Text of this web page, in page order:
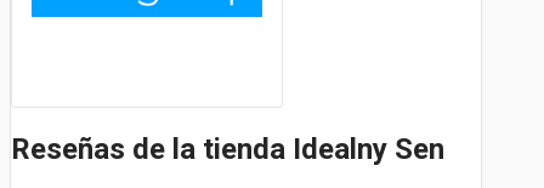
Reseñas de la tienda Idealny Sen